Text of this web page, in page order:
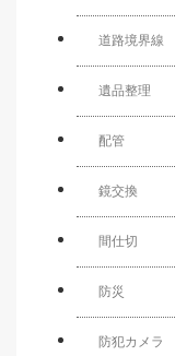
道路境界線
遺品整理
配管
鏡交換
間仕切
防災
防犯カメラ